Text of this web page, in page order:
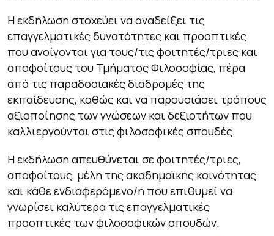
Η εκδήλωση στοχεύει να αναδείξει τις
επαγγελματικές δυνατότητες και προοπτικές
που ανοίγονται για τους/τις φοιτητές/τριες και
αποφοίτους του Τμήματος Φιλοσοφίας, πέρα
από τις παραδοσιακές διαδρομές της
εκπαίδευσης, καθώς και να παρουσιάσει τρόπους
αξιοποίησης των γνώσεων και δεξιοτήτων που
καλλιεργούνται στις φιλοσοφικές σπουδές.
Η εκδήλωση απευθύνεται σε φοιτητές/τριες,
αποφοίτους, μέλη της ακαδημαϊκής κοινότητας
και κάθε ενδιαφερόμενο/η που επιθυμεί να
γνωρίσει καλύτερα τις επαγγελματικές
προοπτικές των φιλοσοφικών σπουδών.